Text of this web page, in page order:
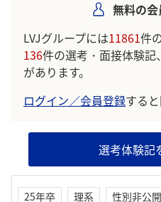
無料の
LVJグループには11861件
136件の選考・面接体験記、
があります。
ログイン／会員登録する
選考体験記
25年卒 理系
性別非公開